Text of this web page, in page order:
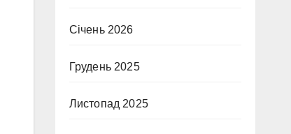
Січень 2026
Грудень 2025
Листопад 2025